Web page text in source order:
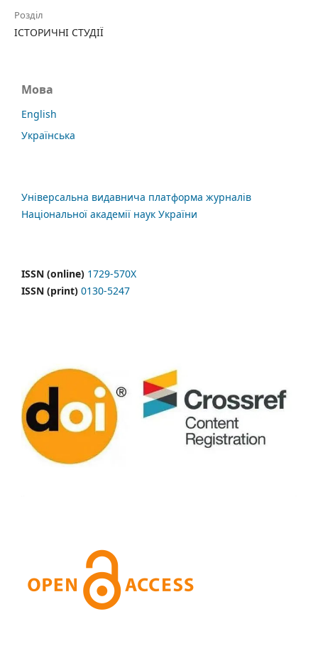
Розділ
ІСТОРИЧНІ СТУДІЇ
Мова
English
Українська
Універсальна видавнича платформа журналів
Національної академії наук України
ISSN (online) 1729-570X
ISSN (print) 0130-5247